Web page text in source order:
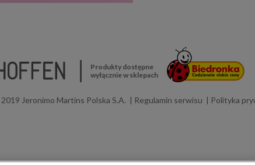
Produkty dostępne
wyłącznie w sklepach
Jeronimo Martins Polska S.A. Regulamin serwisu Polityka